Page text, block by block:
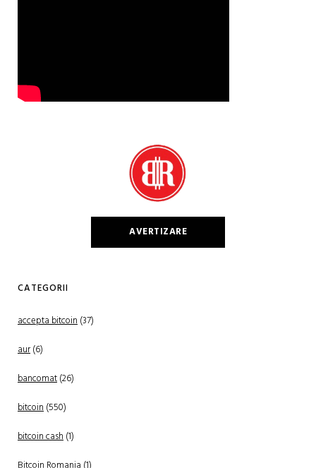
AVERTIZARE
CATEGORII
accepta bitcoin(37)
aur(6)
bancomat(26)
bitcoin(550)
bitcoin cash(1)